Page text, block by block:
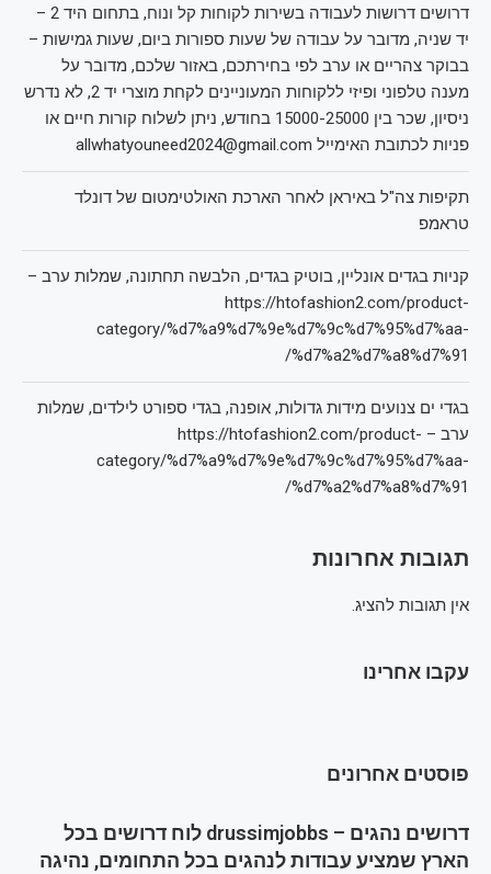
דרושים דרושות לעבודה בשירות לקוחות קל ונוח, בתחום היד 2 –
יד שניה, מדובר על עבודה של שעות ספורות ביום, שעות גמישות –
בבוקר צהריים או ערב לפי בחירתכם, באזור שלכם, מדובר על
מענה טלפוני ופיזי ללקוחות המעוניינים לקחת מוצרי יד 2, לא נדרש
ניסיון, שכר בין 15000-25000 בחודש, ניתן לשלוח קורות חיים או
פניות לכתובת האימייל allwhatyouneed2024@gmail.com
תקיפות צה"ל באיראן לאחר הארכת האולטימטום של דונלד
טראמפ
קניות בגדים אונליין, בוטיק בגדים, הלבשה תחתונה, שמלות ערב –
https://htofashion2.com/product-
category/%d7%a9%d7%9e%d7%9c%d7%95%d7%aa-
%d7%a2%d7%a8%d7%91/
בגדי ים צנועים מידות גדולות, אופנה, בגדי ספורט לילדים, שמלות
ערב – https://htofashion2.com/product-
category/%d7%a9%d7%9e%d7%9c%d7%95%d7%aa-
%d7%a2%d7%a8%d7%91/
תגובות אחרונות
אין תגובות להציג.
עקבו אחרינו
פוסטים אחרונים
דרושים נהגים – drussimjobbs לוח דרושים בכל
הארץ שמציע עבודות לנהגים בכל התחומים, נהיגה